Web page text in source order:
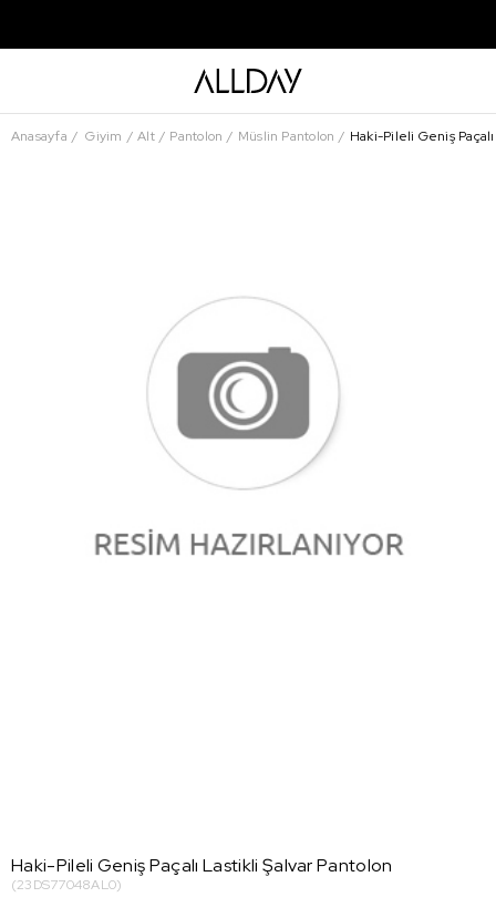
Anasayfa Giyim Alt Pantolon Müslin Pantolon Haki-Pileli Geniş
Haki-Pileli Geniş Paçalı Lastikli Şalvar Pantolon
(23DS77048AL0)